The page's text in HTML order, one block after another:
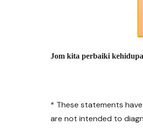
Jom kita perbaiki
* These statements
are not intended to